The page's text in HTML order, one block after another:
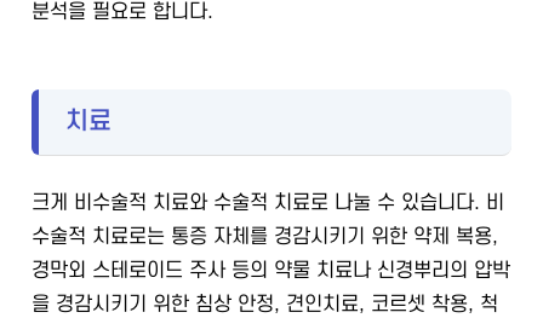
분석을 필요로 합니다.
치료
크게 비수술적 치료와 수술적 치료로 나눌 수 있습니다. 비
수술적 치료로는 통증 자체를 경감시키기 위한 약제 복용,
경막외 스테로이드 주사 등의 약물 치료나 신경뿌리의 압박
을 경감시키기 위한 침상 안정, 견인치료, 코르셋 착용, 척